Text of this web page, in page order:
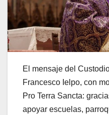
El mensaje del
Francesco Ielpo, con
Pro Terra Sancta:
apoyar escuelas,